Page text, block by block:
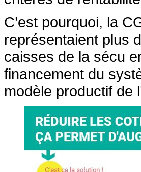
C’est pourquoi, la
représentaient plus
caisses de la sécu
financement du
modèle productif de